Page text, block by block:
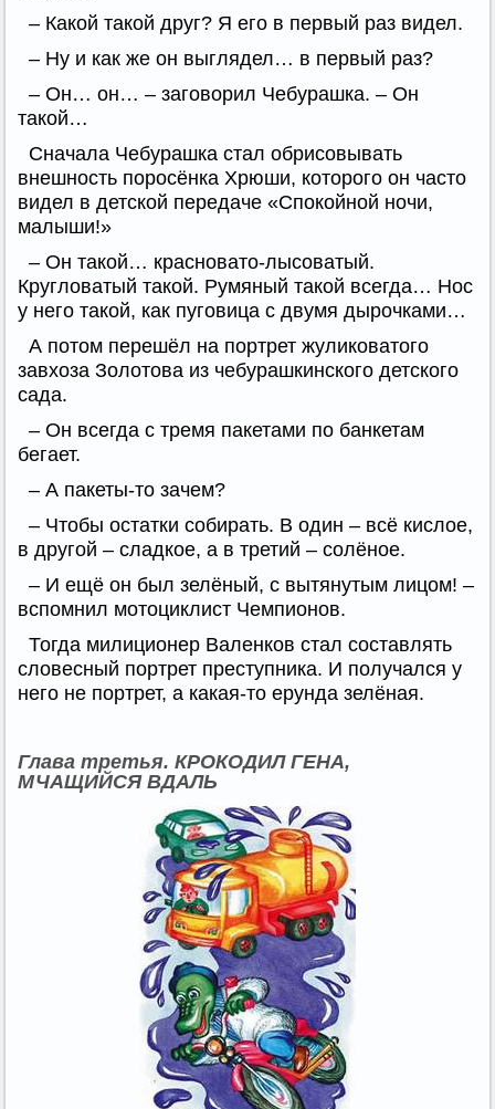
– Какой такой друг? Я его в первый раз видел.
– Ну и как же он выглядел… в первый раз?
– Он… он… – заговорил Чебурашка. – Он
такой…
Сначала Чебурашка стал обрисовывать
внешность поросёнка Хрюши, которого он часто
видел в детской передаче «Спокойной ночи,
малыши!»
– Он такой… красновато-лысоватый.
Кругловатый такой. Румяный такой всегда… Нос
у него такой, как пуговица с двумя дырочками…
А потом перешёл на портрет жуликоватого
завхоза Золотова из чебурашкинского детского
сада.
– Он всегда с тремя пакетами по банкетам
бегает.
– А пакеты-то зачем?
– Чтобы остатки собирать. В один – всё кислое,
в другой – сладкое, а в третий – солёное.
– И ещё он был зелёный, с вытянутым лицом! –
вспомнил мотоциклист Чемпионов.
Тогда милиционер Валенков стал составлять
словесный портрет преступника. И получался у
него не портрет, а какая-то ерунда зелёная.
Глава третья. КРОКОДИЛ ГЕНА,
МЧАЩИЙСЯ ВДАЛЬ